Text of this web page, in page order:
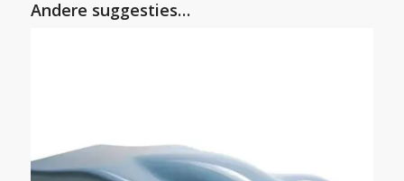
Andere suggesties…